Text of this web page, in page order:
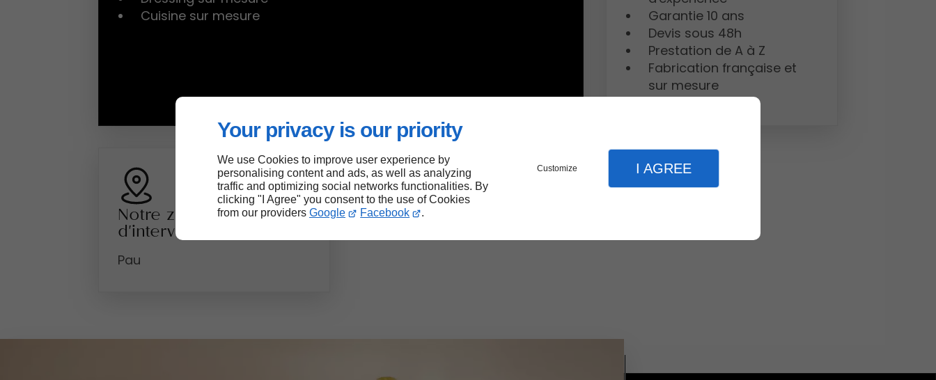
Your privacy is our priority
We use Cookies to improve user experience by
personalising content and ads, as well as analyzing
traffic and optimizing social networks functionalities. By
clicking "I Agree" you consent to the use of Cookies
from our providers Google Facebook .
Customize I AGREE
Cuisine sur mesure
Garantie 10 ans
Devis sous 48h
Prestation de A à Z
Fabrication française et
sur mesure
Notre zone
d'intervention
Pau